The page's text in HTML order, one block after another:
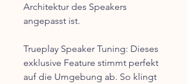
Architektur des Speakers
angepasst ist.
Trueplay Speaker Tuning: Dieses
exklusive Feature stimmt perfekt
auf die Umgebung ab. So klingt